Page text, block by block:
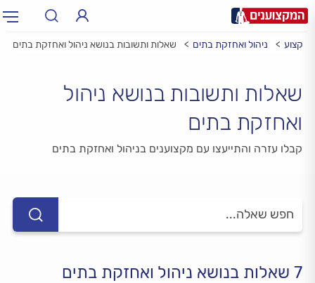
עיר: תל אביב, חיפה…
מקצוע ניהול ואחזקת בתים שאלות ותשובות בנושא ניהול ואחזקת בתים
שאלות ותשובות בנושא ניהול
ואחזקת בתים
קבלו עזרה והתייעצו עם מקצוענים בניהול ואחזקת בתים
7 שאלות בנושא ניהול ואחזקת בתים